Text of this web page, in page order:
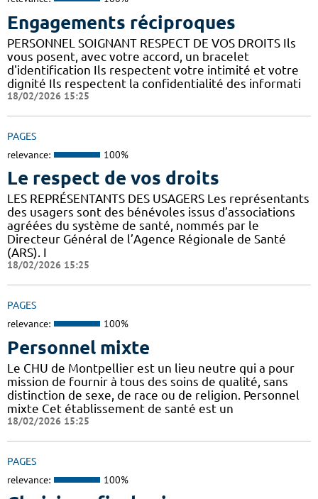
Engagements réciproques
PERSONNEL SOIGNANT RESPECT DE VOS DROITS Ils
vous posent, avec votre accord, un bracelet
d'identification Ils respectent votre intimité et votre
dignité Ils respectent la confidentialité des informati
18/02/2026 15:25
PAGES
relevance: 100%
Le respect de vos droits
LES REPRÉSENTANTS DES USAGERS Les représentants
des usagers sont des bénévoles issus d’associations
agréées du système de santé, nommés par le
Directeur Général de l’Agence Régionale de Santé
(ARS). I
18/02/2026 15:25
PAGES
relevance: 100%
Personnel mixte
Le CHU de Montpellier est un lieu neutre qui a pour
mission de fournir à tous des soins de qualité, sans
distinction de sexe, de race ou de religion. Personnel
mixte Cet établissement de santé est un
18/02/2026 15:25
PAGES
relevance: 100%